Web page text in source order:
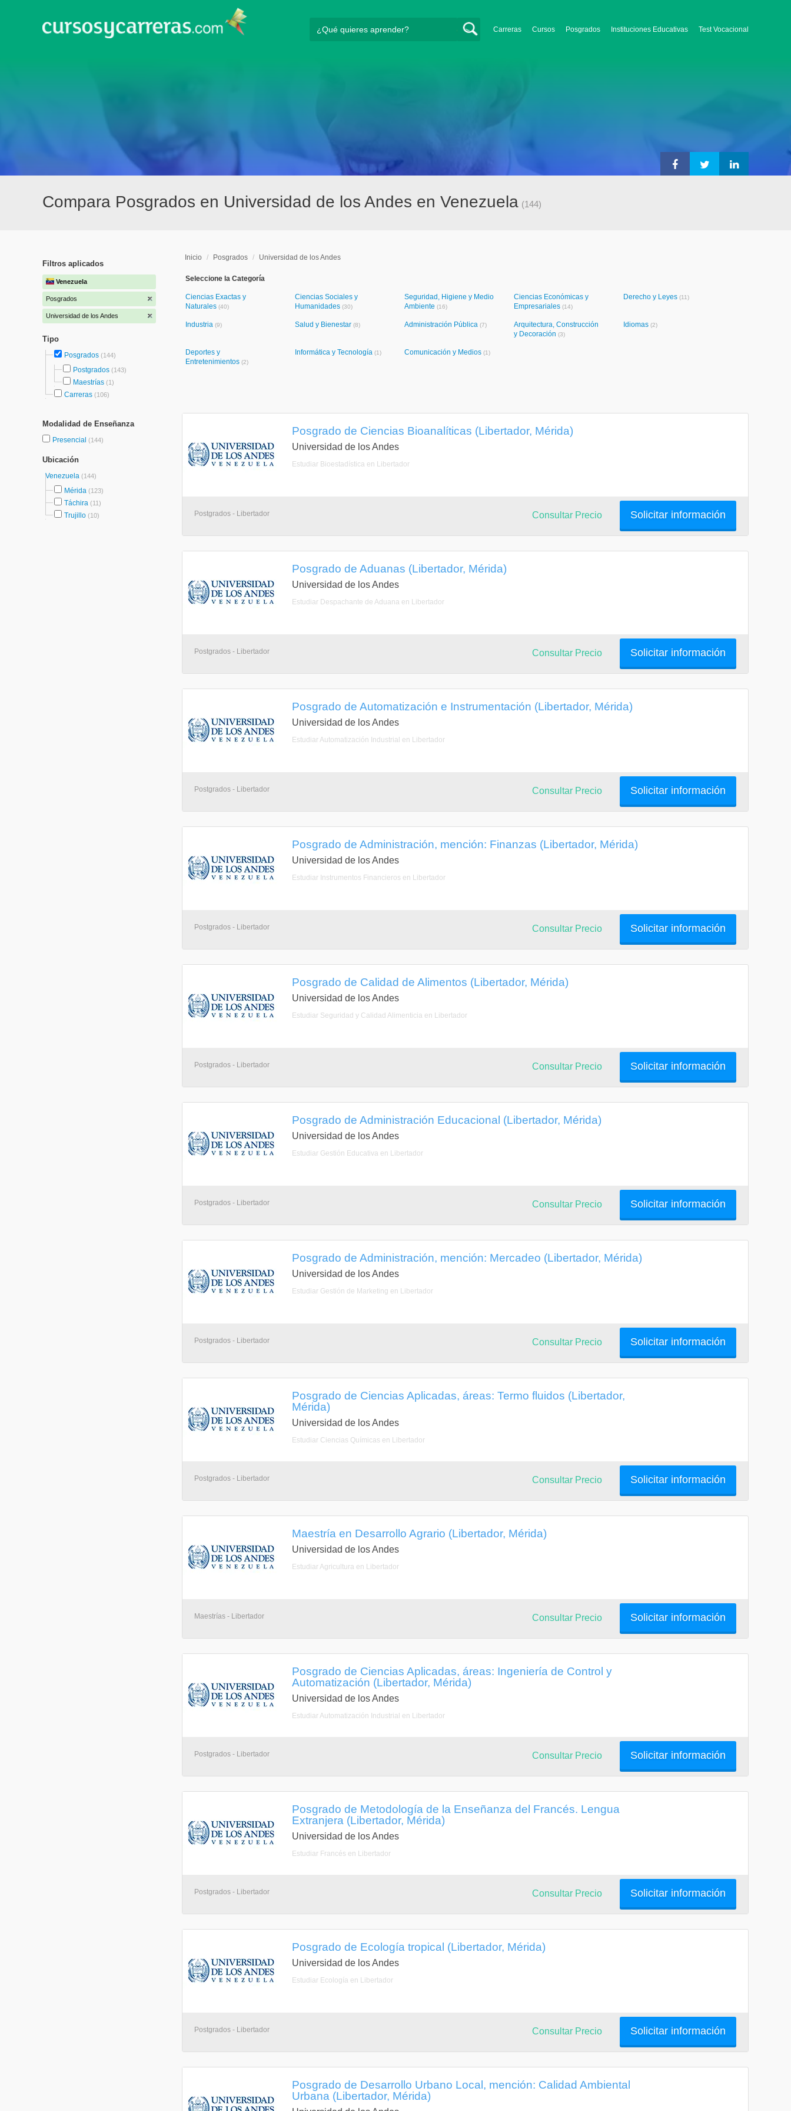
Carreras Cursos Posgrados Instituciones Educativas Test Vocacional
Compara Posgrados en Universidad de los Andes en Venezuela (144)
Filtros aplicados
Venezuela
Posgrados
Universidad de los Andes
Tipo
Posgrados (144)
Postgrados (143)
Maestrías (1)
Carreras (106)
Modalidad de Enseñanza
Presencial (144)
Ubicación
Venezuela (144)
Mérida (123)
Táchira (11)
Trujillo (10)
Inicio / Posgrados / Universidad de los Andes
Seleccione la Categoría
Ciencias Exactas y
Naturales (40)
Ciencias Sociales y
Humanidades (30)
Seguridad, Higiene y Medio
Ambiente (16)
Ciencias Económicas y
Empresariales (14)
Derecho y Leyes (11)
Industria (9) Salud y Bienestar (8) Administración Pública (7)
Arquitectura, Construcción
y Decoración (3)
Idiomas (2)
Deportes y
Entretenimientos (2)
Informática y Tecnología (1) Comunicación y Medios (1)
Posgrado de Ciencias Bioanalíticas (Libertador, Mérida)
Universidad de los Andes
Estudiar Bioestadística en Libertador
Postgrados - Libertador Solicitar información
Consultar Precio
Posgrado de Aduanas (Libertador, Mérida)
Universidad de los Andes
Estudiar Despachante de Aduana en Libertador
Postgrados - Libertador Solicitar información
Consultar Precio
Posgrado de Automatización e Instrumentación (Libertador, Mérida)
Universidad de los Andes
Estudiar Automatización Industrial en Libertador
Postgrados - Libertador Solicitar información
Consultar Precio
Posgrado de Administración, mención: Finanzas (Libertador, Mérida)
Universidad de los Andes
Estudiar Instrumentos Financieros en Libertador
Postgrados - Libertador Solicitar información
Consultar Precio
Posgrado de Calidad de Alimentos (Libertador, Mérida)
Universidad de los Andes
Estudiar Seguridad y Calidad Alimenticia en Libertador
Postgrados - Libertador Solicitar información
Consultar Precio
Posgrado de Administración Educacional (Libertador, Mérida)
Universidad de los Andes
Estudiar Gestión Educativa en Libertador
Postgrados - Libertador Solicitar información
Consultar Precio
Posgrado de Administración, mención: Mercadeo (Libertador, Mérida)
Universidad de los Andes
Estudiar Gestión de Marketing en Libertador
Postgrados - Libertador Solicitar información
Consultar Precio
Posgrado de Ciencias Aplicadas, áreas: Termo fluidos (Libertador,
Mérida)
Universidad de los Andes
Estudiar Ciencias Químicas en Libertador
Postgrados - Libertador Solicitar información
Consultar Precio
Maestría en Desarrollo Agrario (Libertador, Mérida)
Universidad de los Andes
Estudiar Agricultura en Libertador
Maestrías - Libertador Solicitar información
Consultar Precio
Posgrado de Ciencias Aplicadas, áreas: Ingeniería de Control y
Automatización (Libertador, Mérida)
Universidad de los Andes
Estudiar Automatización Industrial en Libertador
Postgrados - Libertador Solicitar información
Consultar Precio
Posgrado de Metodología de la Enseñanza del Francés. Lengua
Extranjera (Libertador, Mérida)
Universidad de los Andes
Estudiar Francés en Libertador
Postgrados - Libertador Solicitar información
Consultar Precio
Posgrado de Ecología tropical (Libertador, Mérida)
Universidad de los Andes
Estudiar Ecología en Libertador
Postgrados - Libertador Solicitar información
Consultar Precio
Posgrado de Desarrollo Urbano Local, mención: Calidad Ambiental
Urbana (Libertador, Mérida)